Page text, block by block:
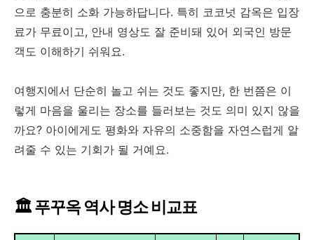
으로 충분히 소화 가능하답니다. 특히 코코넛 감옥은 입장
료가 무료이고, 안내 영상도 잘 준비돼 있어 외국인 방문
객도 이해하기 쉬워요.
여행지에서 단순히 놀고 쉬는 것도 좋지만, 한 번쯤은 이
렇게 마음을 울리는 장소를 들러보는 것도 의미 있지 않을
까요? 아이에게도 평화와 자유의 소중함을 자연스럽게 알
려줄 수 있는 기회가 될 거예요.
🏛️ 푸꾸옥 역사 명소 비교표